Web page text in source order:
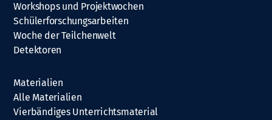
Workshops und Projektwochen
Schülerforschungsarbeiten
Woche der Teilchenwelt
Detektoren
Materialien
Alle Materialien
Vierbändiges Unterrichtsmaterial